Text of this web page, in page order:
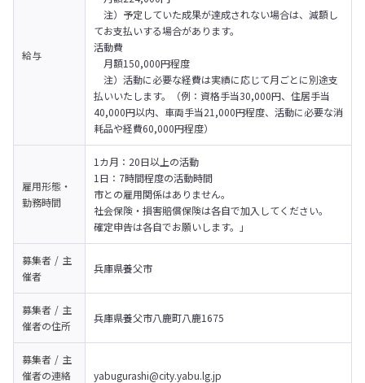
給与
注）予定していた成果が達成されない場合は、減額し
てお支払いする場合があります。
活動費
月額150,000円程度
注）活動に必要な経費は実績に応じて月ごとに別途支
払いいたします。（例：資格手当30,000円、住居手当
40,000円以内、車両手当21,000円程度、活動に必要な消
耗品や経費60,000円程度）
雇用形態・
勤務時間
1カ月：20日以上の活動
1日：7時間程度の活動時間
市との雇用関係はありません。
社会保険・損害賠償保険は各自で加入してください。
確定申告は各自でお願いします。」
募集者 / 主
催者
兵庫県養父市
募集者 / 主
催者の住所
兵庫県養父市八鹿町八鹿1675
募集者 / 主
催者の連絡
yabugurashi@city.yabu.lg.jp